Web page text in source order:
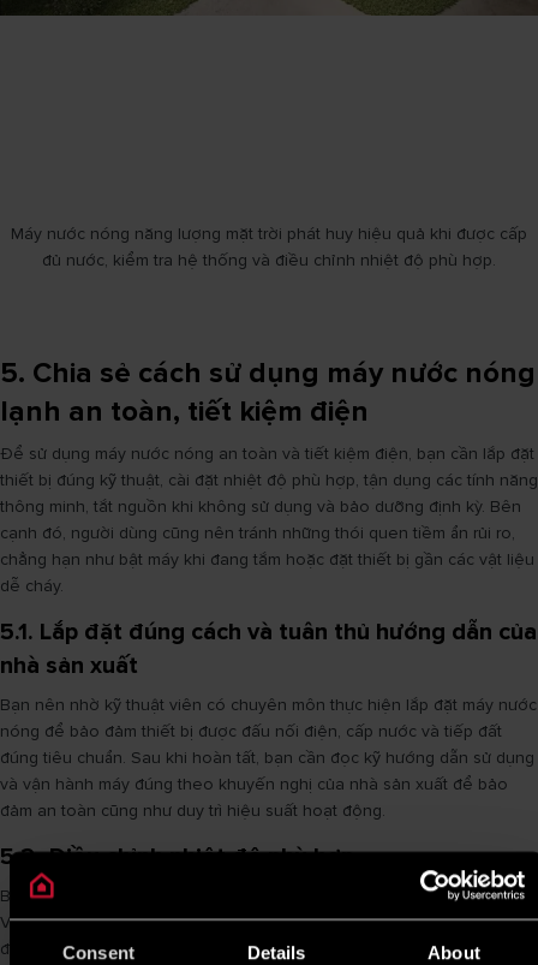
Consent Details About
Máy nước nóng năng lượng mặt trời phát huy hiệu quả khi được cấp
đủ nước, kiểm tra hệ thống và điều chỉnh nhiệt độ phù hợp.
5. Chia sẻ cách sử dụng máy nước nóng
lạnh an toàn, tiết kiệm điện
Để sử dụng máy nước nóng an toàn và tiết kiệm điện, bạn cần lắp đặt
thiết bị đúng kỹ thuật, cài đặt nhiệt độ phù hợp, tận dụng các tính năng
thông minh, tắt nguồn khi không sử dụng và bảo dưỡng định kỳ. Bên
cạnh đó, người dùng cũng nên tránh những thói quen tiềm ẩn rủi ro,
chẳng hạn như bật máy khi đang tắm hoặc đặt thiết bị gần các vật liệu
dễ cháy.
5.1. Lắp đặt đúng cách và tuân thủ hướng dẫn của
nhà sản xuất
Bạn nên nhờ kỹ thuật viên có chuyên môn thực hiện lắp đặt máy nước
nóng để bảo đảm thiết bị được đấu nối điện, cấp nước và tiếp đất
đúng tiêu chuẩn. Sau khi hoàn tất, bạn cần đọc kỹ hướng dẫn sử dụng
và vận hành máy đúng theo khuyến nghị của nhà sản xuất để bảo
đảm an toàn cũng như duy trì hiệu suất hoạt động.
5.2. Điều chỉnh nhiệt độ phù hợp
Bạn không nên cài đặt nhiệt độ quá cao nếu không thật sự cần thiết.
Với nhu cầu sinh hoạt hằng ngày, mức nhiệt khoảng 40 - 45°C thường
đã đủ mang lại cảm giác thoải mái, đồng thời giúp giảm nguy cơ bỏng,